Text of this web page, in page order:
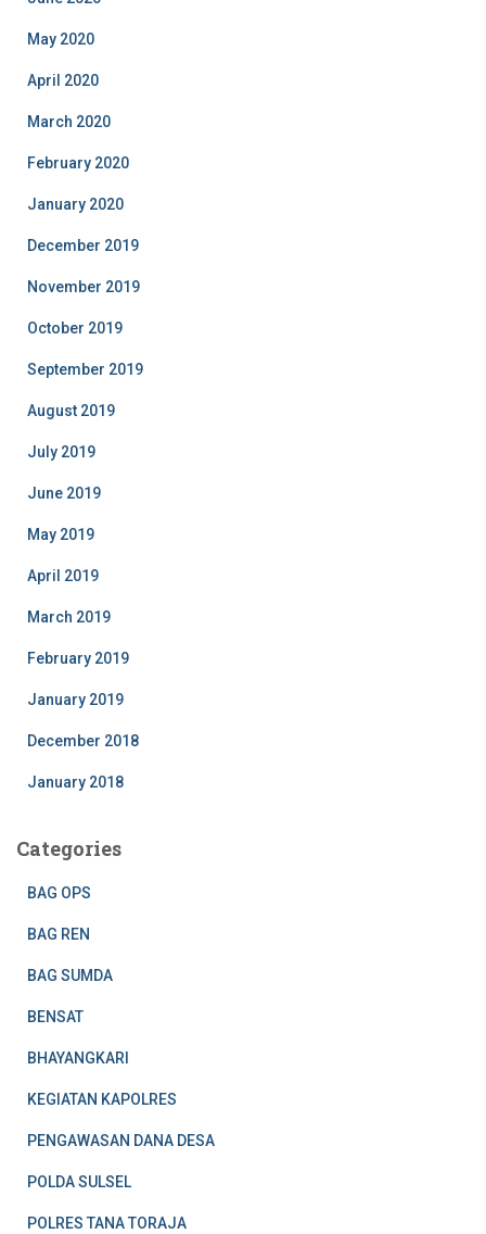
May 2020
April 2020
March 2020
February 2020
January 2020
December 2019
November 2019
October 2019
September 2019
August 2019
July 2019
June 2019
May 2019
April 2019
March 2019
February 2019
January 2019
December 2018
January 2018
Categories
BAG OPS
BAG REN
BAG SUMDA
BENSAT
BHAYANGKARI
KEGIATAN KAPOLRES
PENGAWASAN DANA DESA
POLDA SULSEL
POLRES TANA TORAJA